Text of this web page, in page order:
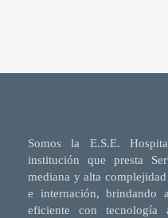
Somos la E.S.E.
institución que presta
mediana y alta
e internación, brindando
eficiente con tecnología